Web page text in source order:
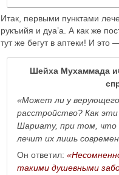
Итак, первыми пунктами
рукъийя и дуа’а. А как же
тут же бегут в аптеки! И это
Шейха Мухаммада
«Может ли у верующего
расстройство? Как эти
Шариату, при том, что
лечит их лишь
Он ответил:
такими душевными